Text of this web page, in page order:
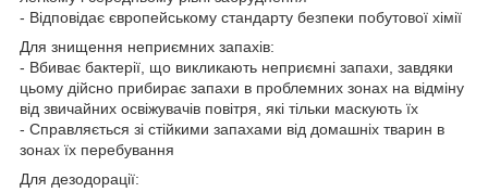
- Відповідає європейському стандарту безпеки побутової хімії
Для знищення неприємних запахів:
- Вбиває бактерії, що викликають неприємні запахи, завдяки
цьому дійсно прибирає запахи в проблемних зонах на відміну
від звичайних освіжувачів повітря, які тільки маскують їх
- Справляється зі стійкими запахами від домашніх тварин в
зонах їх перебування
Для дезодорації: